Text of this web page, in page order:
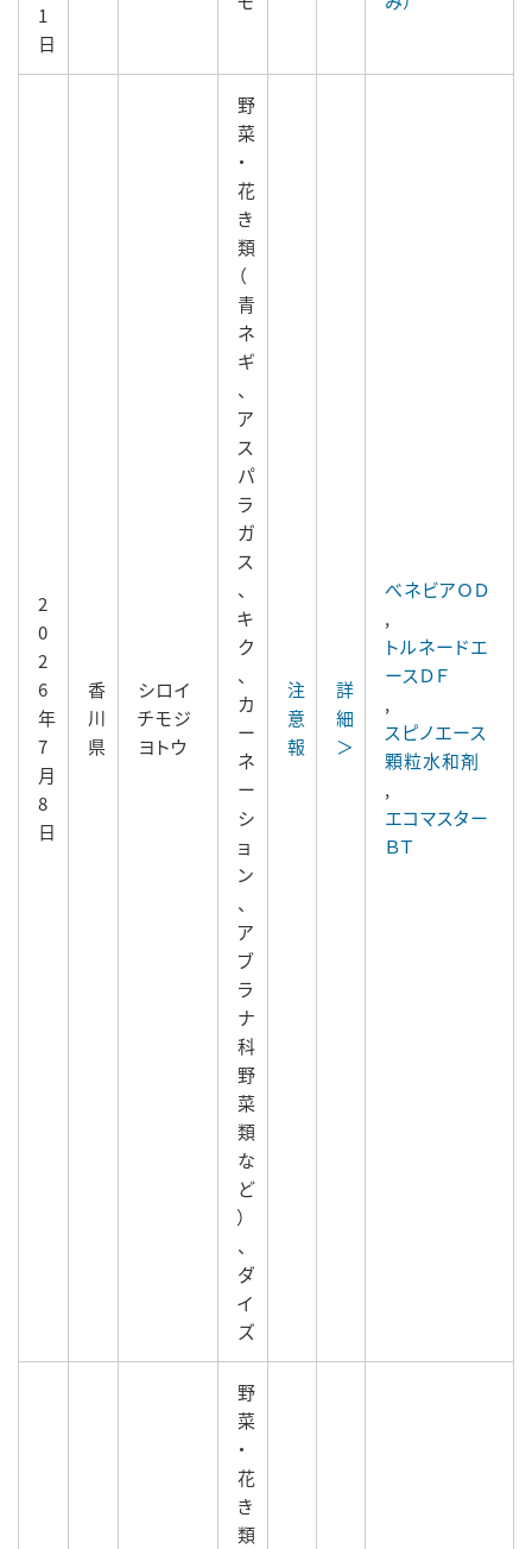
1
日
2
0
2
6
年
7
月
8
日
香
川
県
シロイ
チモジ
ヨトウ
野
菜
・
花
き
類
（
青
ネ
ギ
、
ア
ス
パ
ラ
ガ
ス
、
キ
ク
、
カ
ー
ネ
ー
シ
ョ
ン
、
ア
ブ
ラ
ナ
科
野
菜
類
な
ど
）
、
ダ
イ
ズ
注
意
報
詳
細
＞
べネビアＯＤ
,
トルネードエ
ースＤＦ
,
スピノエース
顆粒水和剤
,
エコマスター
ＢＴ
野
菜
・
花
き
類